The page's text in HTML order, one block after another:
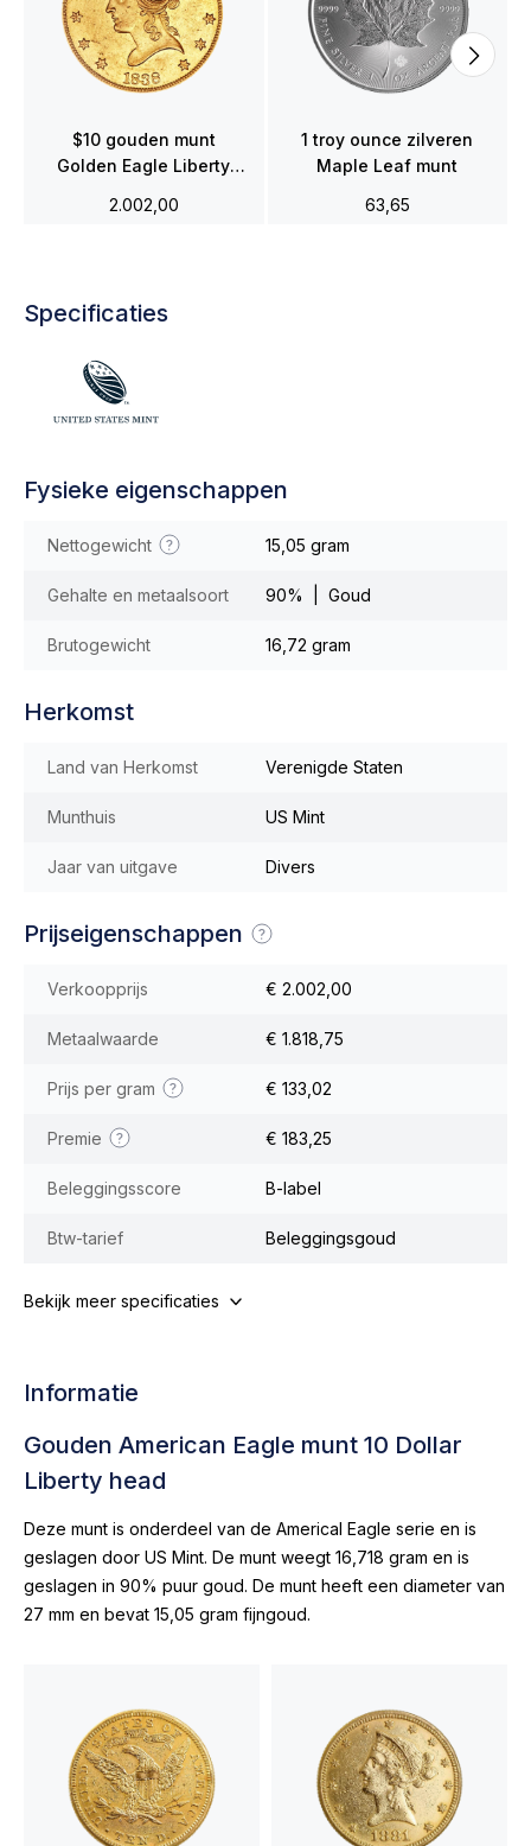
$10 gouden munt
Golden Eagle Liberty
2.002,00
1 troy ounce zilveren
Maple Leaf munt
63,65
Specificaties
Fysieke eigenschappen
Nettogewicht 15,05 gram
Gehalte en metaalsoort 90% | Goud
Brutogewicht 16,72 gram
Herkomst
Land van Herkomst Verenigde Staten
Munthuis US Mint
Jaar van uitgave Divers
Prijseigenschappen
Verkoopprijs € 2.002,00
Metaalwaarde € 1.818,75
Prijs per gram € 133,02
Premie € 183,25
Beleggingsscore B-label
Btw-tarief Beleggingsgoud
Bekijk meer specificaties
Informatie
Gouden American Eagle munt 10 Dollar
Liberty head
Deze munt is onderdeel van de Americal Eagle serie en is
geslagen door US Mint. De munt weegt 16,718 gram en is
geslagen in 90% puur goud. De munt heeft een diameter van
27 mm en bevat 15,05 gram fijngoud.